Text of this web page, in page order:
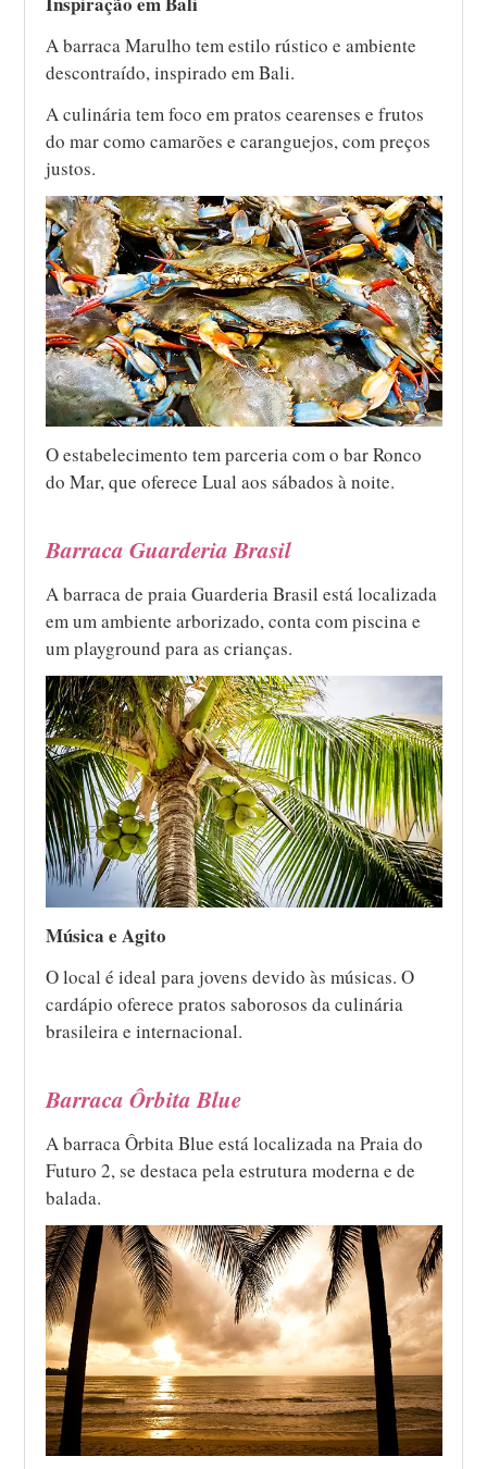
A barraca Marulho tem estilo rústico e ambiente
descontraído, inspirado em Bali.
A culinária tem foco em pratos cearenses e frutos
do mar como camarões e caranguejos, com preços
justos.
O estabelecimento tem parceria com o bar Ronco
do Mar, que oferece Lual aos sábados à noite.
Barraca Guarderia Brasil
A barraca de praia Guarderia Brasil está localizada
em um ambiente arborizado, conta com piscina e
um playground para as crianças.
Música e Agito
O local é ideal para jovens devido às músicas. O
cardápio oferece pratos saborosos da culinária
brasileira e internacional.
Barraca Ôrbita Blue
A barraca Ôrbita Blue está localizada na Praia do
Futuro 2, se destaca pela estrutura moderna e de
balada.